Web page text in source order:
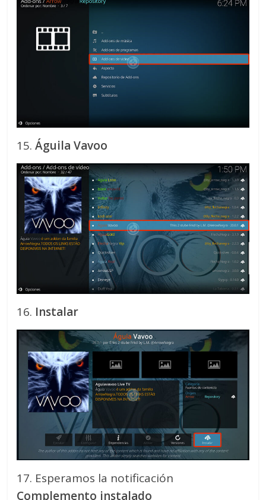
15.Águila Vavoo
16. Instalar
17. Esperamos la notificación
Complemento instalado